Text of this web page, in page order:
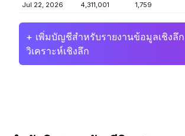
Jul 22, 2026 4,311,001 1,759
+ เพิ่มบัญชีสำหรับรายงานข้อมูลเชิงลึ
วิเคราะห์เชิงลึก